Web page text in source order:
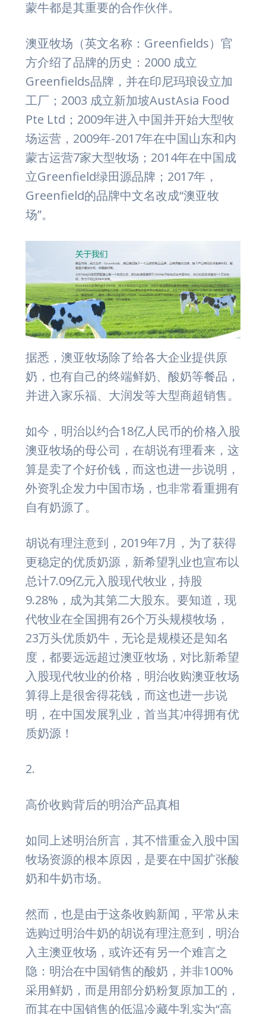
蒙牛都是其重要的合作伙伴。
澳亚牧场（英文名称：Greenfields）官
方介绍了品牌的历史：2000 成立
Greenfields品牌，并在印尼玛琅设立加
工厂；2003 成立新加坡AustAsia Food
Pte Ltd；2009年进入中国并开始大型牧
场运营，2009年-2017年在中国山东和内
蒙古运营7家大型牧场；2014年在中国成
立Greenfield绿田源品牌；2017年，
Greenfield的品牌中文名改成“澳亚牧
场”。
据悉，澳亚牧场除了给各大企业提供原
奶，也有自己的终端鲜奶、酸奶等餐品，
并进入家乐福、大润发等大型商超销售。
如今，明治以约合18亿人民币的价格入股
澳亚牧场的母公司，在胡说有理看来，这
算是卖了个好价钱，而这也进一步说明，
外资乳企发力中国市场，也非常看重拥有
自有奶源了。
胡说有理注意到，2019年7月，为了获得
更稳定的优质奶源，新希望乳业也宣布以
总计7.09亿元入股现代牧业，持股
9.28%，成为其第二大股东。要知道，现
代牧业在全国拥有26个万头规模牧场，
23万头优质奶牛，无论是规模还是知名
度，都要远远超过澳亚牧场，对比新希望
入股现代牧业的价格，明治收购澳亚牧场
算得上是很舍得花钱，而这也进一步说
明，在中国发展乳业，首当其冲得拥有优
质奶源！
2.
高价收购背后的明治产品真相
如同上述明治所言，其不惜重金入股中国
牧场资源的根本原因，是要在中国扩张酸
奶和牛奶市场。
然而，也是由于这条收购新闻，平常从未
选购过明治牛奶的胡说有理注意到，明治
入主澳亚牧场，或许还有另一个难言之
隐：明治在中国销售的酸奶，并非100%
采用鲜奶，而是用部分奶粉复原加工的，
而其在中国销售的低温冷藏牛乳实为“高